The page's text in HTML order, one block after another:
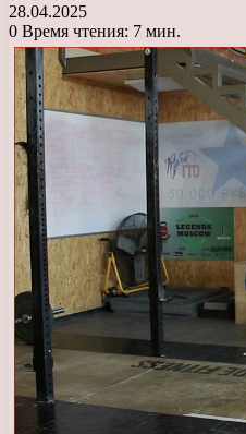
28.04.2025
0 Время чтения: 7 мин.